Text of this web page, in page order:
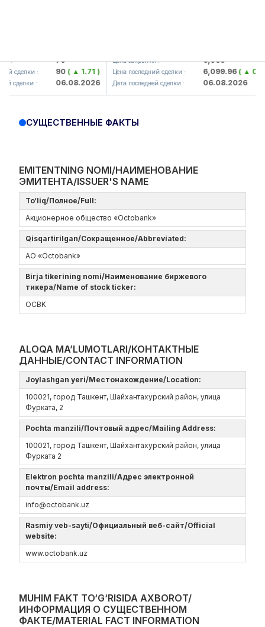
79
сделки : ( ▲ 1.71 )
: 06.08.2026
Цена закрытия : 6,099
Цена последний сделки : 6,099.96( ▲ 0.08 )
Дата последней сделки : 06.08.2026
СУЩЕСТВЕННЫЕ ФАКТЫ
EMITENTNING NOMI/НАИМЕНОВАНИЕ
ЭМИТЕНТА/ISSUER'S NAME
To‘liq/Полное/Full:
Акционерное общество «Octobank»
Qisqartirilgan/Сокращенное/Abbreviated:
АО «Octobank»
Birja tikerining nomi/Наименование биржевого
тикера/Name of stock ticker:
OCBK
ALOQA MA’LUMOTLARI/КОНТАКТНЫЕ
ДАННЫЕ/CONTACT INFORMATION
Joylashgan yeri/Местонахождение/Location:
100021, город Ташкент, Шайхантахурский район, улица
Фурката, 2
Pochta manzili/Почтовый адрес/Mailing Address:
100021, город Ташкент, Шайхантахурский район, улица
Фурката 2
Elektron pochta manzili/Адрес электронной
почты/Email address:
info@octobank.uz
Rasmiy veb-sayti/Официальный веб-сайт/Official
website:
www.octobank.uz
MUHIM FAKT TO‘G‘RISIDA AXBOROT/
ИНФОРМАЦИЯ О СУЩЕСТВЕННОМ
ФАКТЕ/MATERIAL FACT INFORMATION